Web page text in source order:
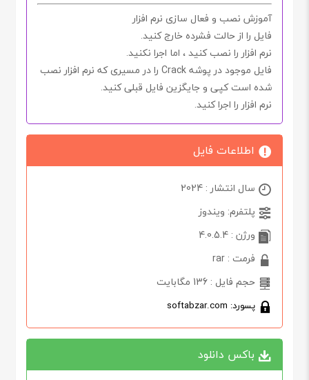
آموزش نصب و فعال سازی نرم افزار
فایل را از حالت فشرده خارج کنید.
نرم افزار را نصب کنید ، اما اجرا نکنید.
فایل موجود در پوشهCrack را در مسیری که نرم افزار نصب
شده است کپی و جایگزین فایل قبلی کنید.
نرم افزار را اجرا کنید.
اطلاعات فایل
سال انتشار : 2024
پلتفرم: ویندوز
ورژن : 4.0.5.4
فرمت : rar
حجم فایل : 136 مگابایت
پسورد: softabzar.com
باکس دانلود